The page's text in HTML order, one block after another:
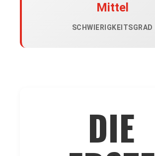
Mittel
SCHWIERIGKEITSGRAD
DIE